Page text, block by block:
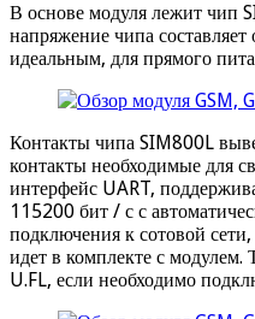
В основе модуля лежит чип
напряжение чипа
идеальным, для прямого
Контакты чипа SIM800L
контакты необходимые для
интерфейс UART,
115200 бит / с с
подключения к сотовой
идет в комплекте с модулем.
U.FL, если необходимо